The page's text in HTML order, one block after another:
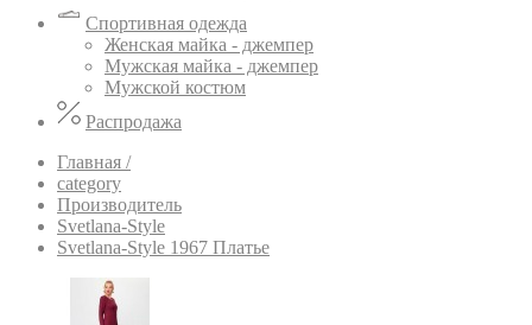
Спортивная одежда
Женская майка - джемпер
Мужская майка - джемпер
Мужской костюм
Распродажа
Главная /
category
Производитель
Svetlana-Style
Svetlana-Style 1967 Платье